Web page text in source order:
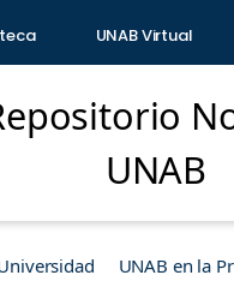
UNAB Virtual
UNAB
UNAB en la